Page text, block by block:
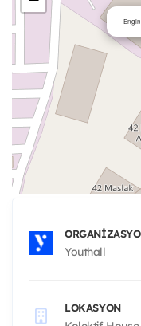
Youthall
LOKASYON